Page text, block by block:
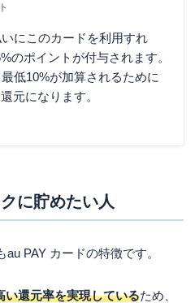
にこのカードを利用すれ
のポイントが付与されます。
低10%が加算されるために
元になります。
に貯めたい人
PAY カードの特徴です。
い還元率を実現しているため、